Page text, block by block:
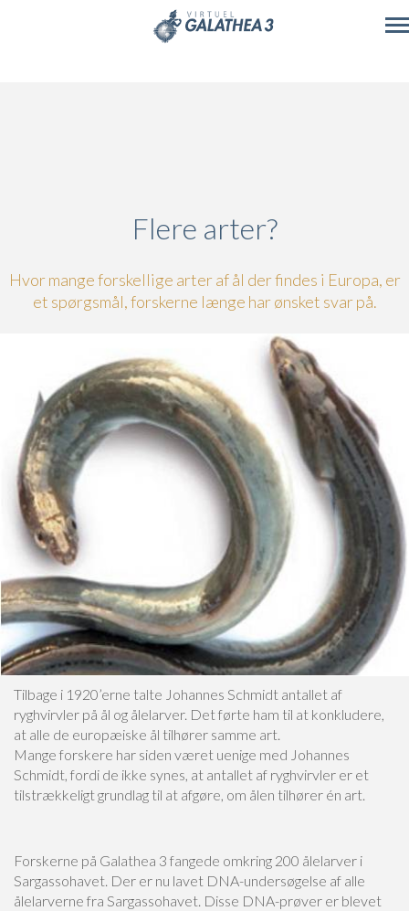
Flere arter?
Hvor mange forskellige arter af ål der findes i Europa, er
et spørgsmål, forskerne længe har ønsket svar på.
Tilbage i 1920’erne talte Johannes Schmidt antallet af
ryghvirvler på ål og ålelarver. Det førte ham til at konkludere,
at alle de europæiske ål tilhører samme art.
Mange forskere har siden været uenige med Johannes
Schmidt, fordi de ikke synes, at antallet af ryghvirvler er et
tilstrækkeligt grundlag til at afgøre, om ålen tilhører én art.
Forskerne på Galathea 3 fangede omkring 200 ålelarver i
Sargassohavet. Der er nu lavet DNA-undersøgelse af alle
ålelarverne fra Sargassohavet. Disse DNA-prøver er blevet